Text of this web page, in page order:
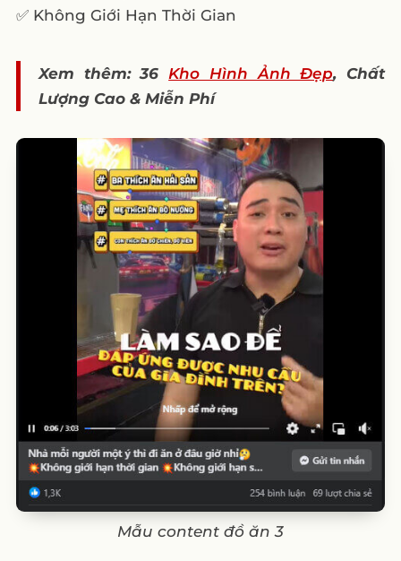
✅ Không Giới Hạn Thời Gian
Xem thêm: 36 Kho Hình Ảnh Đẹp, Chất
Lượng Cao & Miễn Phí
Mẫu content đồ ăn 3